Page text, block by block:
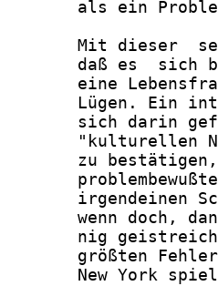
als ein
Mit dieser
daß es  sich
eine
Lügen. Ein
sich darin
"kulturellen
zu
irgendeinen
wenn doch,
nig
größten
New York